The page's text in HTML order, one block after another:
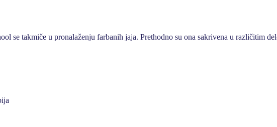
se takmiče u pronalaženju farbanih jaja. Prethodno su ona sakrivena u različitim